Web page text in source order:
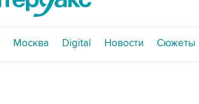
Москва Digital Новости Сюжеты